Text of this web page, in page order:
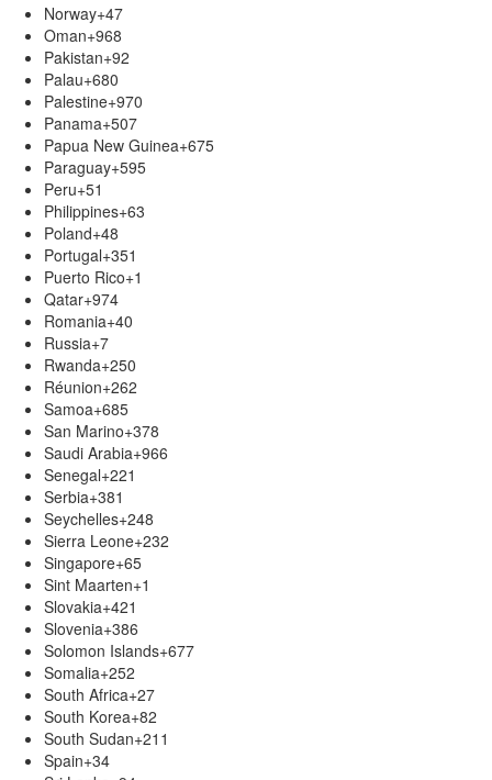
Norway+47
Oman+968
Pakistan+92
Palau+680
Palestine+970
Panama+507
Papua New Guinea+675
Paraguay+595
Peru+51
Philippines+63
Poland+48
Portugal+351
Puerto Rico+1
Qatar+974
Romania+40
Russia+7
Rwanda+250
Réunion+262
Samoa+685
San Marino+378
Saudi Arabia+966
Senegal+221
Serbia+381
Seychelles+248
Sierra Leone+232
Singapore+65
Sint Maarten+1
Slovakia+421
Slovenia+386
Solomon Islands+677
Somalia+252
South Africa+27
South Korea+82
South Sudan+211
Spain+34